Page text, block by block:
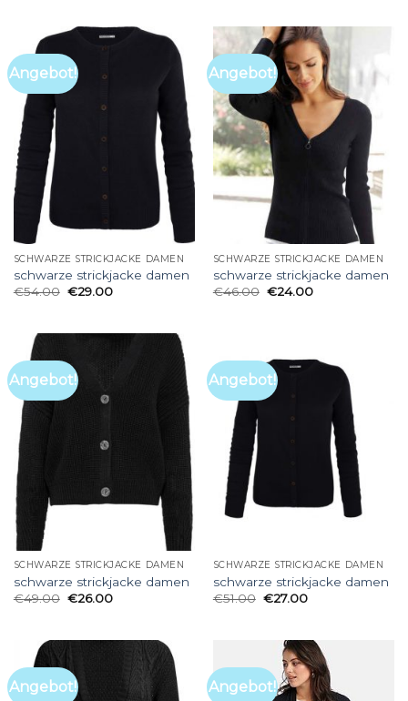
Angebot!
SCHWARZE STRICKJACKE DAMEN
schwarze strickjacke damen
€54.00 €29.00
Angebot!
SCHWARZE STRICKJACKE DAMEN
schwarze strickjacke damen
€46.00 €24.00
Angebot!
SCHWARZE STRICKJACKE DAMEN
schwarze strickjacke damen
€49.00 €26.00
Angebot!
SCHWARZE STRICKJACKE DAMEN
schwarze strickjacke damen
€51.00 €27.00
Angebot! Angebot!